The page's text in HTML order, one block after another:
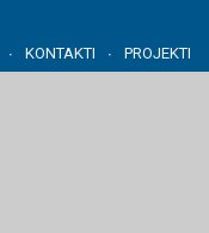
KONTAKTI PROJEKTI